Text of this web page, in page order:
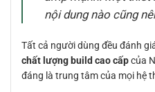
nội dung nào cũng
Tất cả người dùng đều đánh
chất lượng build cao cấpcủa
đáng là trung tâm của mọi hệ